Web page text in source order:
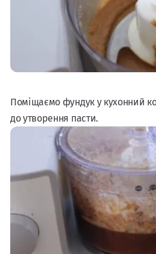
Поміщаємо фундук у кухонний
до утворення пасти.